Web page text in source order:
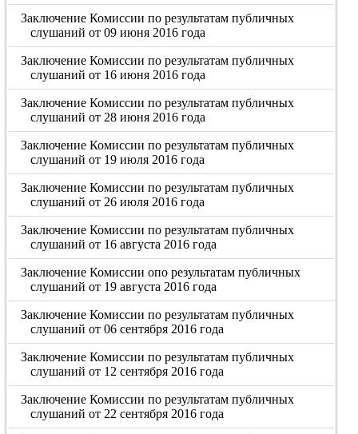
Заключение Комиссии по результатам публичных
слушаний от 09 июня 2016 года
Заключение Комиссии по результатам публичных
слушаний от 16 июня 2016 года
Заключение Комиссии по результатам публичных
слушаний от 28 июня 2016 года
Заключение Комиссии по результатам публичных
слушаний от 19 июля 2016 года
Заключение Комиссии по результатам публичных
слушаний от 26 июля 2016 года
Заключение Комиссии по результатам публичных
слушаний от 16 августа 2016 года
Заключение Комиссии опо результатам публичных
слушаний от 19 августа 2016 года
Заключение Комиссии по результатам публичных
слушаний от 06 сентября 2016 года
Заключение Комиссии по результатам публичных
слушаний от 12 сентября 2016 года
Заключение Комиссии по результатам публичных
слушаний от 22 сентября 2016 года